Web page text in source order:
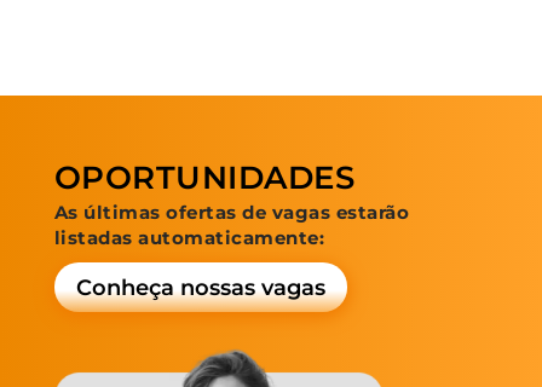
OPORTUNIDADES
As últimas ofertas de vagas estarão
listadas automaticamente:
Conheça nossas vagas